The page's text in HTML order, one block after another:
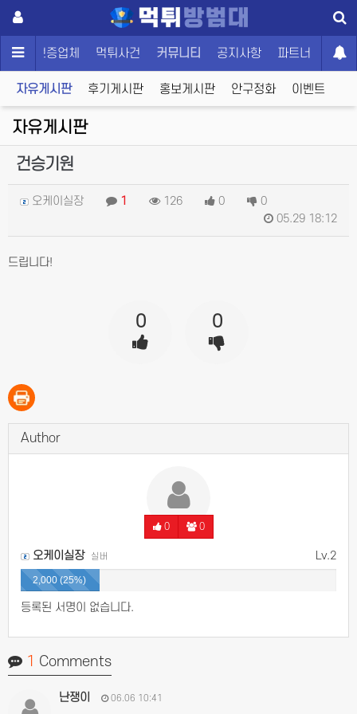
인 보증업체 먹튀사건 커뮤니티 공지사항 파트너
자유게시판 후기게시판 홍보게시판 안구정화 이벤트
자유게시판
건승기원
오케이실장 1 126 0
0
05.29 18:12
드립니다!
0 0
Author
0 0
Lv.2
오케이실장 실버
2,000 (25%)
등록된 서명이 없습니다.
1 Comments
난쟁이 06.06 10:41